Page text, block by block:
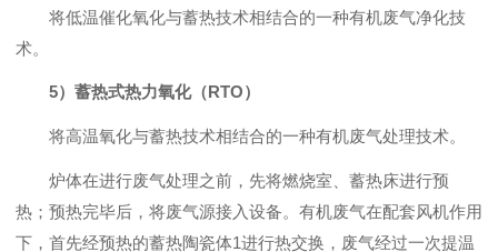
将低温催化氧化与蓄热技术相结合的一种有机废气净化技
术。
5）蓄热式热力氧化（RTO）
将高温氧化与蓄热技术相结合的一种有机废气处理技术。
炉体在进行废气处理之前，先将燃烧室、蓄热床进行预
热；预热完毕后，将废气源接入设备。有机废气在配套风机作用
下，首先经预热的蓄热陶瓷体1进行热交换，废气经过一次提温